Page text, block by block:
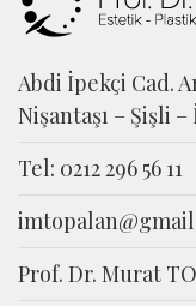
Abdi İpekçi Cad.
Nişantaşı – Şişli
Tel: 0212 296 56 11
Prof. Dr. Murat